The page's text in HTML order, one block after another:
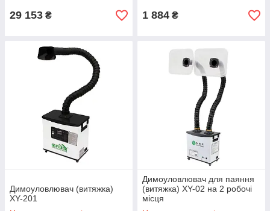
29 153 ₴ 1 884 ₴
Димоуловлювач (витяжка)
XY-201
Димоуловлювач для паяння
(витяжка) XY-02 на 2 робочі
місця